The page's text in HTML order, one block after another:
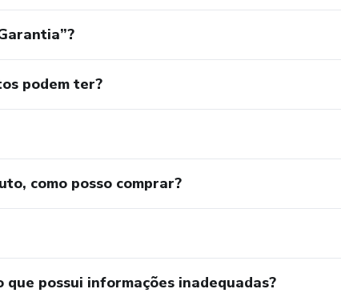
podem ter?
como posso comprar?
possui informações inadequadas?